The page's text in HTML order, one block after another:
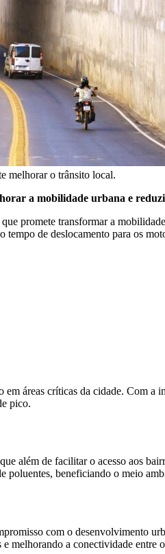
melhorar o trânsito local.
a mobilidade urbana e
promete transformar a
de deslocamento para os
áreas críticas da cidade. Com a
pico.
além de facilitar o acesso aos
poluentes, beneficiando o meio
com o desenvolvimento
melhorando a conectividade entre